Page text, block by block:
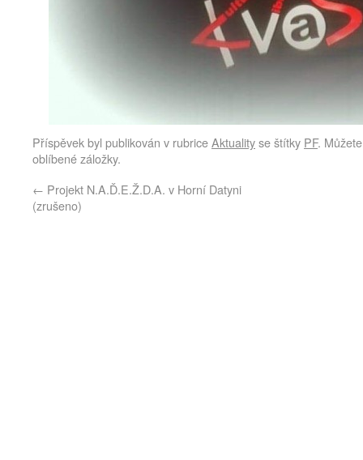
Příspěvek byl publikován v rubriceAktualityse štítky PF.
oblíbené záložky.
← Projekt N.A.Ď.E.Ž.D.A. v Horní Datyni
(zrušeno)